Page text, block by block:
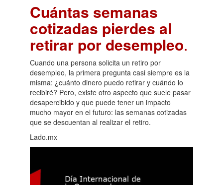
Cuántas semanas
cotizadas pierdes al
retirar por desempleo.
Cuando una persona solicita un retiro por
desempleo, la primera pregunta casi siempre es la
misma: ¿cuánto dinero puedo retirar y cuándo lo
recibiré? Pero, existe otro aspecto que suele pasar
desapercibido y que puede tener un impacto
mucho mayor en el futuro: las semanas cotizadas
que se descuentan al realizar el retiro.
Lado.mx